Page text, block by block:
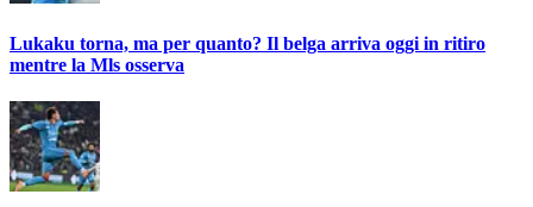
Lukaku torna, ma per quanto? Il belga arriva oggi in ritiro
mentre la Mls osserva